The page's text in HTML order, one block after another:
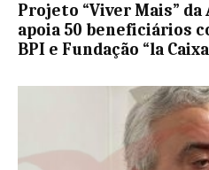
Projeto “Viver Mais” da
apoia 50 beneficiários
BPI e Fundação “la